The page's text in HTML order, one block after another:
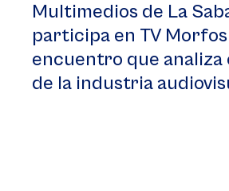
Multimedios de La
participa en TV
encuentro que
de la industria